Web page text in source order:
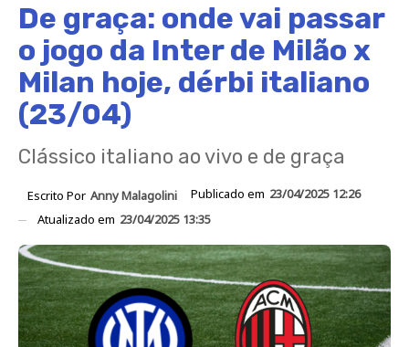
De graça: onde vai passar
o jogo da Inter de Milão x
Milan hoje, dérbi italiano
(23/04)
Clássico italiano ao vivo e de graça
Escrito Por Anny Malagolini Publicado em 23/04/2025 12:26
Atualizado em 23/04/2025 13:35